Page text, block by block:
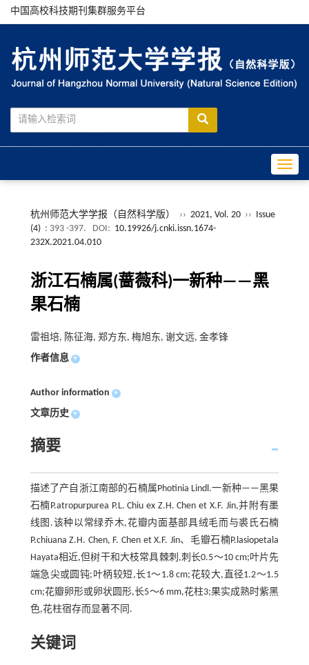
中国高校科技期刊集群服务平台
杭州师范大学学报（自然科学版） ›› 2021, Vol. 20 ›› Issue
(4) : 393 -397. DOI: 10.19926/j.cnki.issn.1674-
232X.2021.04.010
浙江石楠属(蔷薇科)一新种——黑
果石楠
雷祖培, 陈征海, 郑方东, 梅旭东, 谢文远, 金孝锋
作者信息 +
Author information +
文章历史 +
摘要
描述了产自浙江南部的石楠属Photinia Lindl.一新种——黑果
石楠P.atropurpurea P.L. Chiu ex Z.H. Chen et X.F. Jin,并附有墨
线图.该种以常绿乔木,花瓣内面基部具绒毛而与裘氏石楠
P.chiuana Z.H. Chen, F. Chen et X.F. Jin、毛瓣石楠P.lasiopetala
Hayata相近,但树干和大枝常具棘刺,刺长0.5～10 cm;叶片先
端急尖或圆钝;叶柄较短,长1～1.8 cm;花较大,直径1.2～1.5
cm;花瓣卵形或卵状圆形,长5～6 mm,花柱3;果实成熟时紫黑
色,花柱宿存而显著不同.
关键词